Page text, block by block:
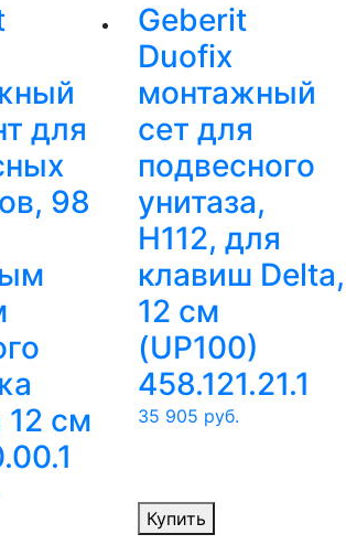
для
98
12 см
Geberit
Duofix
монтажный
сет для
подвесного
унитаза,
H112, для
клавиш Delta,
12 см
(UP100)
458.121.21.1
35 905 руб.
Купить